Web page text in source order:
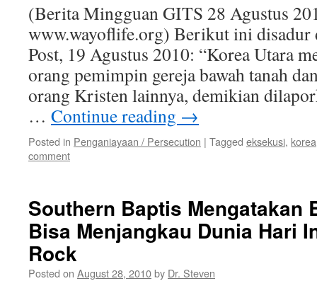
(Berita Mingguan GITS 28 Agustus
www.wayoflife.org) Berikut ini
Post, 19 Agustus 2010: “Korea Utara
orang pemimpin gereja bawah tanah
orang Kristen lainnya, demikian
… Continue reading →
Posted in Penganiayaan / Persecution | Tagged eksekusi, korea
comment
Southern Baptis Mengatakan
Bisa Menjangkau Dunia Hari
Rock
Posted on August 28, 2010by Dr. Steven